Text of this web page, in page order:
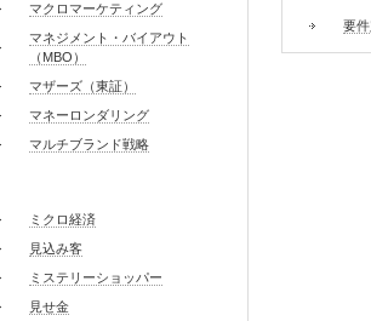
マクロマーケティング
マネジメント・バイアウト
（MBO）
マザーズ（東証）
マネーロンダリング
マルチブランド戦略
ミクロ経済
見込み客
ミステリーショッパー
見せ金
要